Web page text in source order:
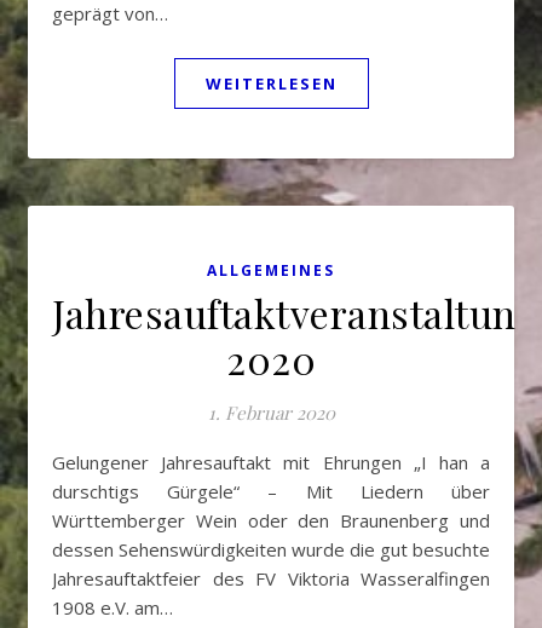
geprägt von…
WEITERLESEN
ALLGEMEINES
Jahresauftaktveranstaltung
2020
1. Februar 2020
Gelungener Jahresauftakt mit Ehrungen „I han a
durschtigs Gürgele“ – Mit Liedern über
Württemberger Wein oder den Braunenberg und
dessen Sehenswürdigkeiten wurde die gut besuchte
Jahresauftaktfeier des FV Viktoria Wasseralfingen
1908 e.V. am…